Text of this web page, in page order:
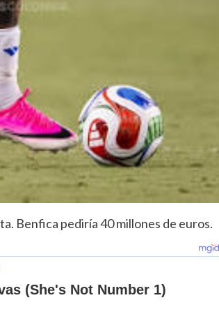
Benfica pediría 40 millones de euros.